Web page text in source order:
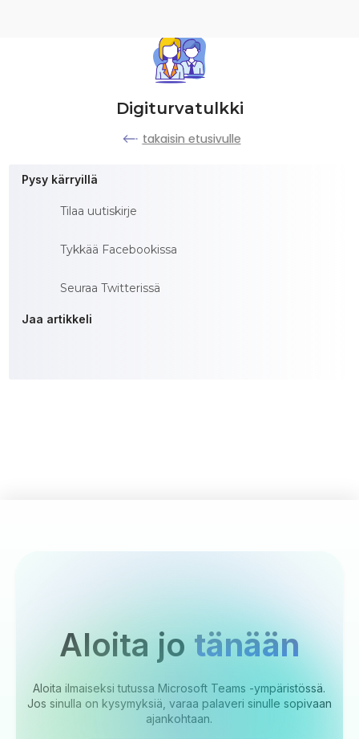
Digiturvatulkki
takaisin etusivulle
Pysy kärryillä
Tilaa uutiskirje
Tykkää Facebookissa
Seuraa Twitterissä
Jaa artikkeli
Aloita jo tänään
Aloita ilmaiseksi tutussa Microsoft Teams -ympäristössä.
Jos sinulla on kysymyksiä, varaa palaveri sinulle sopivaan
ajankohtaan.